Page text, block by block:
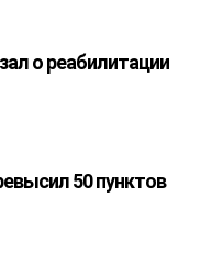
о реабилитации
50 пунктов